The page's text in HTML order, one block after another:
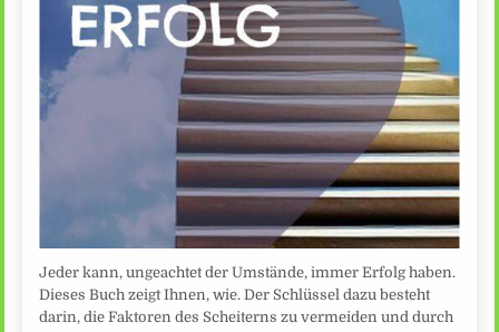
Jeder kann, ungeachtet der Umstände, immer Erfolg haben.
Dieses Buch zeigt Ihnen, wie. Der Schlüssel dazu besteht
darin, die Faktoren des Scheiterns zu vermeiden und durch